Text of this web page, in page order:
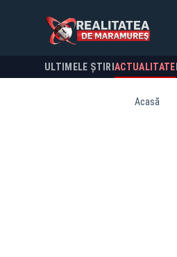
ULTIMELE ȘTIRI ACTUALITATE
Acasă